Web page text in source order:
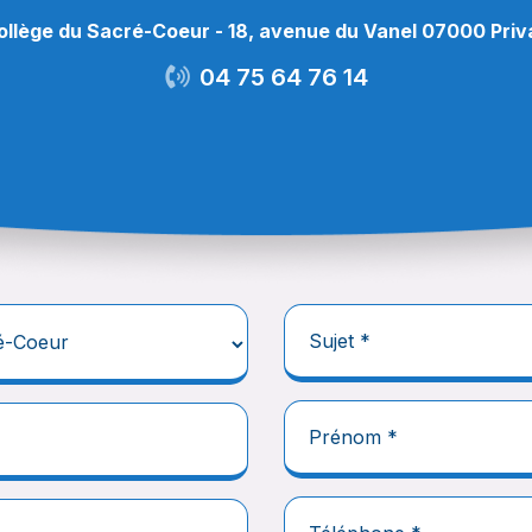
du Sacré-Coeur - 18, avenue du Vanel 07000
04 75 64 76 14